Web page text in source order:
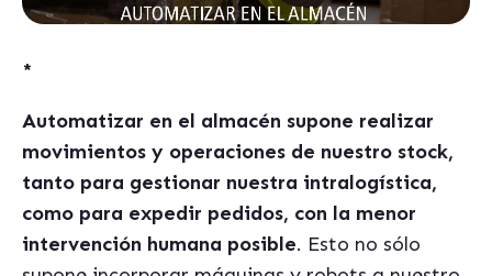
*
Automatizar en el almacén supone realizar
movimientos y operaciones de nuestro stock,
tanto para gestionar nuestra intralogística,
como para expedir pedidos, con la menor
intervención humana posible. Esto no sólo